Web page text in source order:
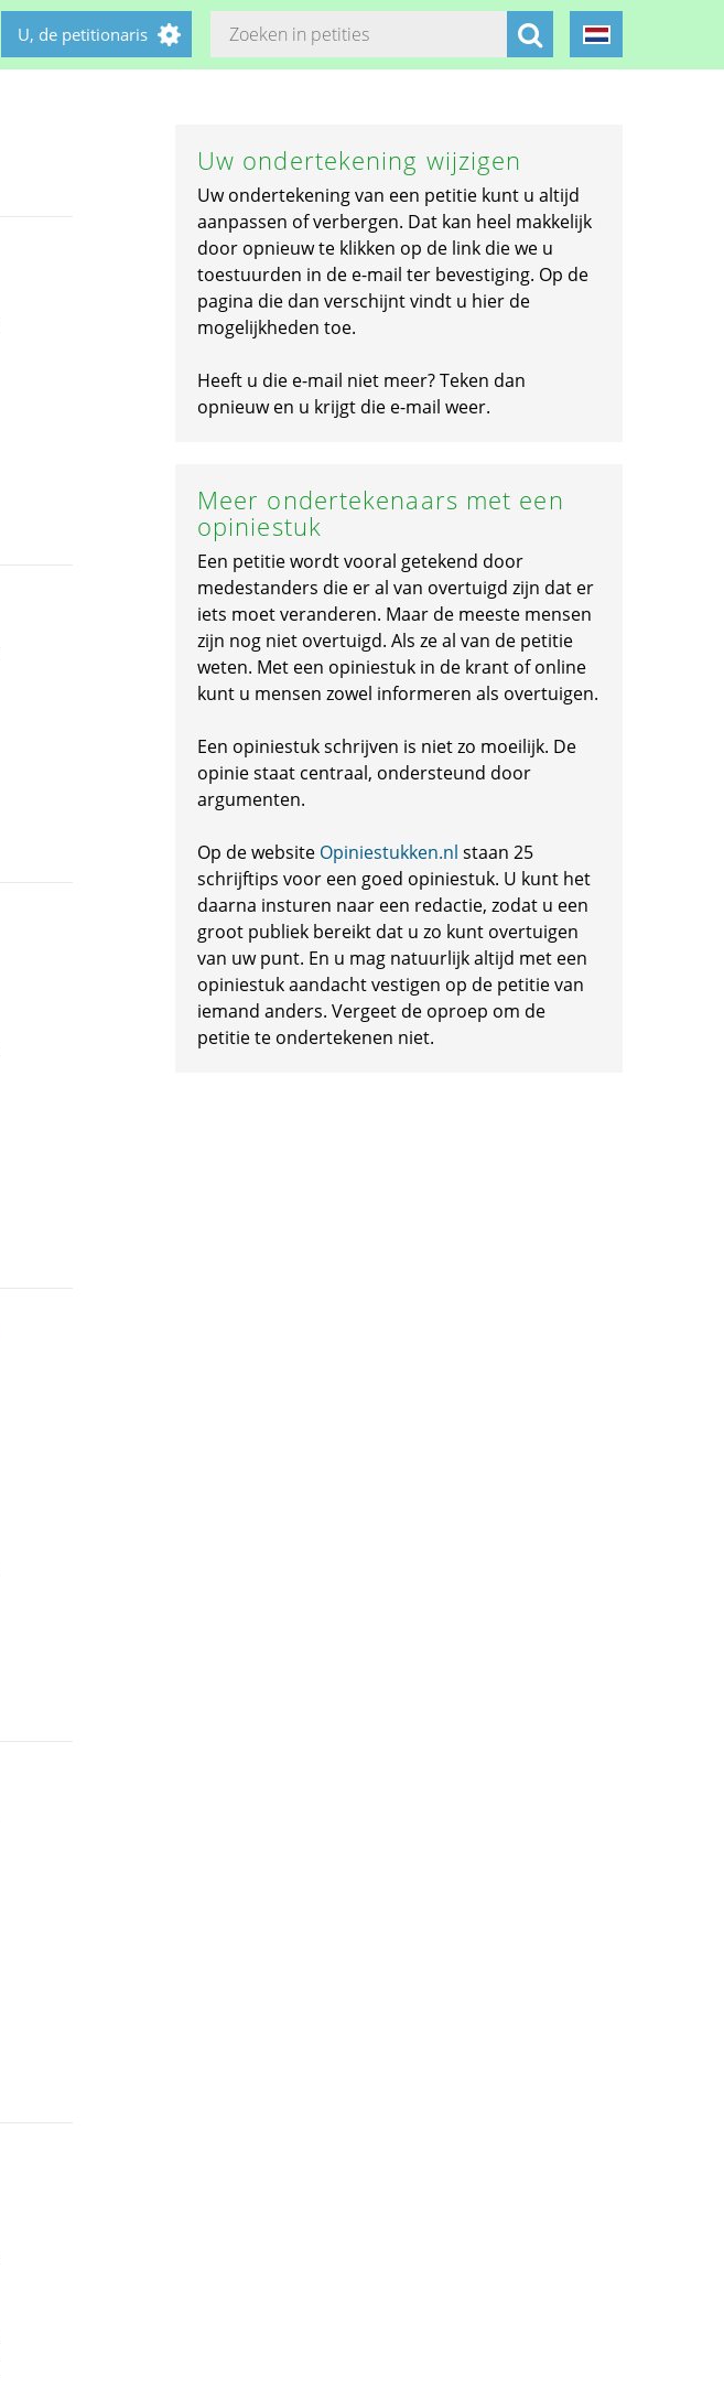
U, de petitionaris
Uw ondertekening wijzigen
Uw ondertekening van een petitie kunt u altijd
aanpassen of verbergen. Dat kan heel makkelijk
door opnieuw te klikken op de link die we u
toestuurden in de e-mail ter bevestiging. Op de
pagina die dan verschijnt vindt u hier de
mogelijkheden toe.
Heeft u die e-mail niet meer? Teken dan
opnieuw en u krijgt die e-mail weer.
Meer ondertekenaars met een
opiniestuk
Een petitie wordt vooral getekend door
medestanders die er al van overtuigd zijn dat er
iets moet veranderen. Maar de meeste mensen
zijn nog niet overtuigd. Als ze al van de petitie
weten. Met een opiniestuk in de krant of online
kunt u mensen zowel informeren als overtuigen.
Een opiniestuk schrijven is niet zo moeilijk. De
opinie staat centraal, ondersteund door
argumenten.
Op de website Opiniestukken.nl staan 25
schrijftips voor een goed opiniestuk. U kunt het
daarna insturen naar een redactie, zodat u een
groot publiek bereikt dat u zo kunt overtuigen
van uw punt. En u mag natuurlijk altijd met een
opiniestuk aandacht vestigen op de petitie van
iemand anders. Vergeet de oproep om de
petitie te ondertekenen niet.